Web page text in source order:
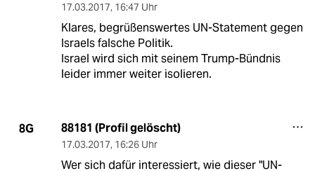
17.03.2017, 16:47 Uhr
Klares, begrüßenswertes UN-Statement gegen
Israels falsche Politik.
Israel wird sich mit seinem Trump-Bündnis
leider immer weiter isolieren.
8G 88181 (Profil gelöscht)
17.03.2017, 16:26 Uhr
Wer sich dafür interessiert, wie dieser "UN-